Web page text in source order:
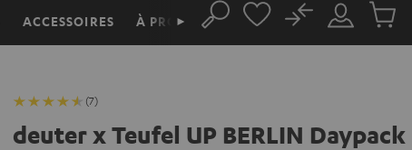
ACCESSOIRES À PROPOS
► Rechercher
Mon
compte
No
(7)
deuter x Teufel UP BERLIN Daypack